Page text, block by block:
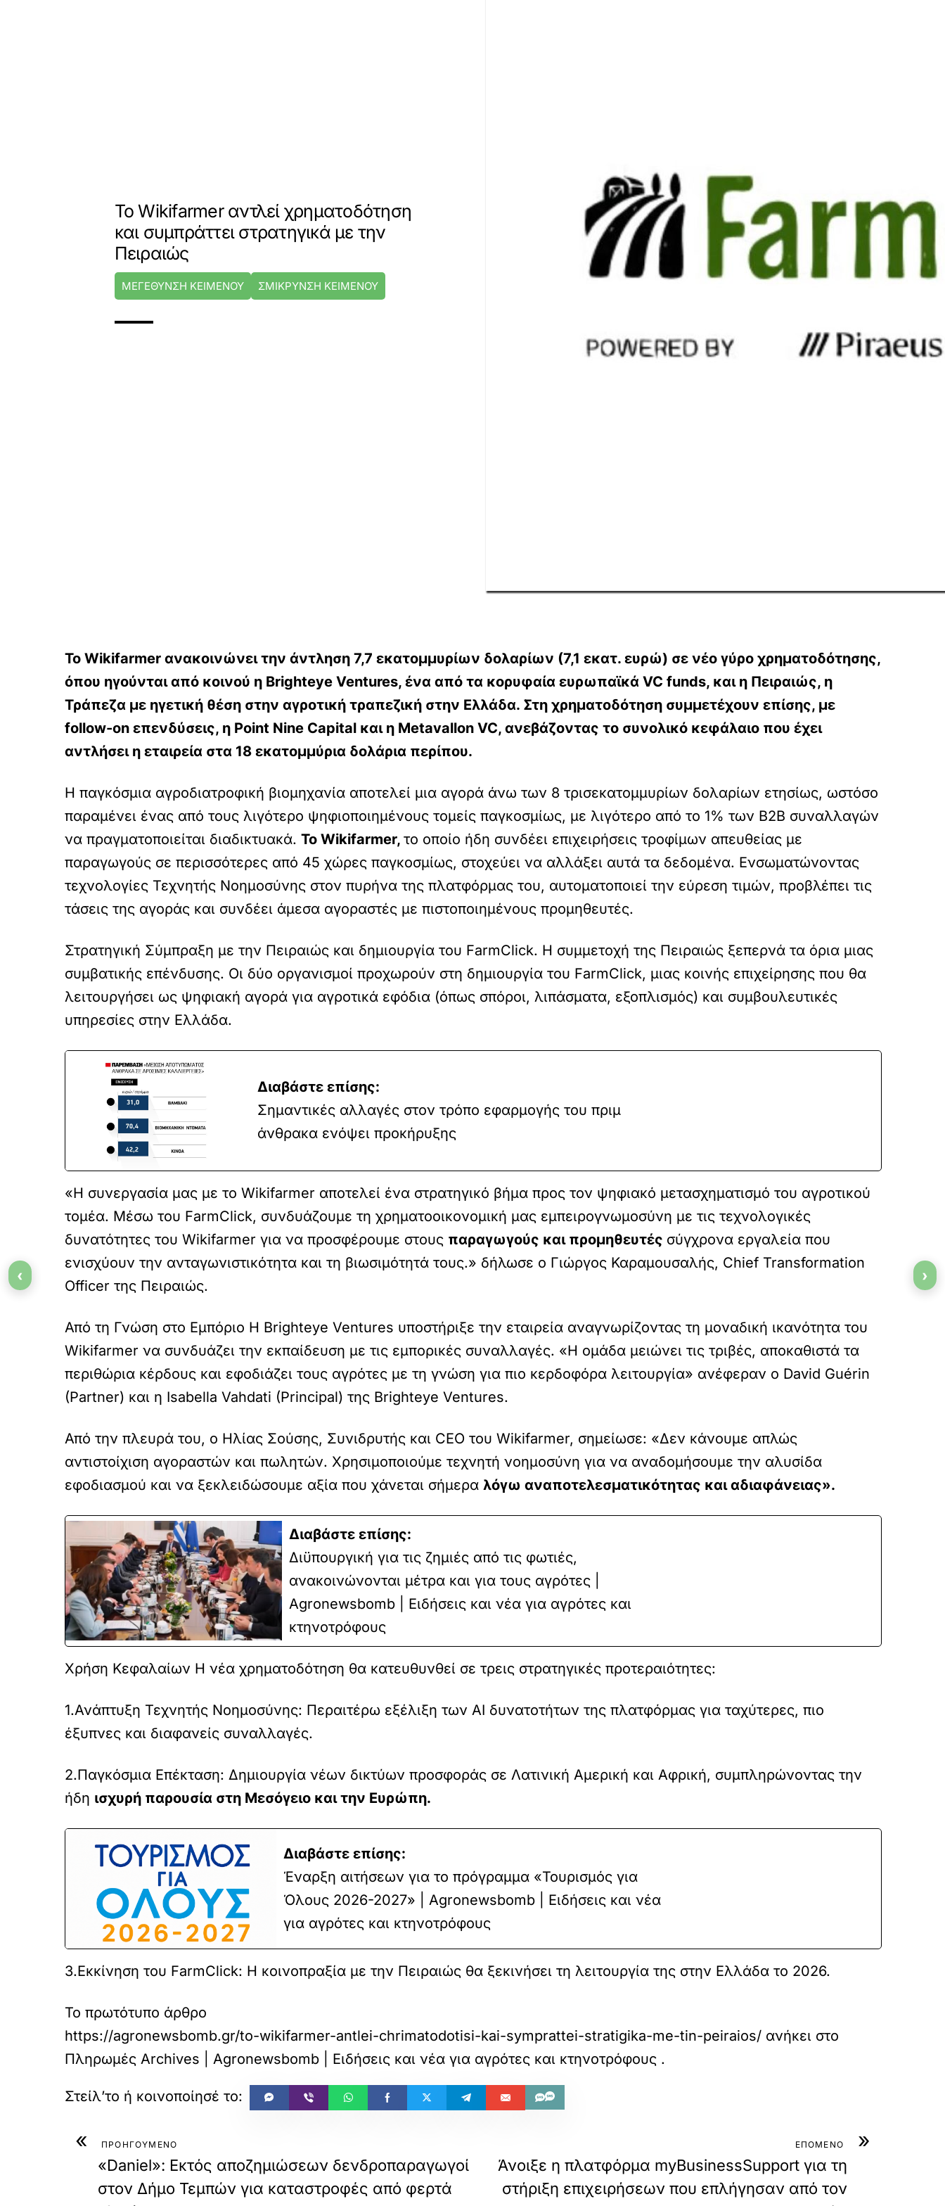
Το Wikifarmer αντλεί χρηματοδότηση
και συμπράττει στρατηγικά με την
Πειραιώς
ΜΕΓΕΘΥΝΣΗ ΚΕΙΜΕΝΟΥ ΣΜΙΚΡΥΝΣΗ ΚΕΙΜΕΝΟΥ
Το Wikifarmer ανακοινώνει την άντληση 7,7 εκατομμυρίων δολαρίων (7,1 εκατ. ευρώ) σε νέο γύρο χρηματοδότησης,
όπου ηγούνται από κοινού η Brighteye Ventures, ένα από τα κορυφαία ευρωπαϊκά VC funds, και η Πειραιώς, η
Τράπεζα με ηγετική θέση στην αγροτική τραπεζική στην Ελλάδα. Στη χρηματοδότηση συμμετέχουν επίσης, με
follow-on επενδύσεις, η Point Nine Capital και η Metavallon VC, ανεβάζοντας το συνολικό κεφάλαιο που έχει
αντλήσει η εταιρεία στα 18 εκατομμύρια δολάρια περίπου.
Η παγκόσμια αγροδιατροφική βιομηχανία αποτελεί μια αγορά άνω των 8 τρισεκατομμυρίων δολαρίων ετησίως, ωστόσο
παραμένει ένας από τους λιγότερο ψηφιοποιημένους τομείς παγκοσμίως, με λιγότερο από το 1% των B2B συναλλαγών
να πραγματοποιείται διαδικτυακά. Το Wikifarmer, το οποίο ήδη συνδέει επιχειρήσεις τροφίμων απευθείας με
παραγωγούς σε περισσότερες από 45 χώρες παγκοσμίως, στοχεύει να αλλάξει αυτά τα δεδομένα. Ενσωματώνοντας
τεχνολογίες Τεχνητής Νοημοσύνης στον πυρήνα της πλατφόρμας του, αυτοματοποιεί την εύρεση τιμών, προβλέπει τις
τάσεις της αγοράς και συνδέει άμεσα αγοραστές με πιστοποιημένους προμηθευτές.
Στρατηγική Σύμπραξη με την Πειραιώς και δημιουργία του FarmClick. Η συμμετοχή της Πειραιώς ξεπερνά τα όρια μιας
συμβατικής επένδυσης. Οι δύο οργανισμοί προχωρούν στη δημιουργία του FarmClick, μιας κοινής επιχείρησης που θα
λειτουργήσει ως ψηφιακή αγορά για αγροτικά εφόδια (όπως σπόροι, λιπάσματα, εξοπλισμός) και συμβουλευτικές
υπηρεσίες στην Ελλάδα.
Διαβάστε επίσης:
Σημαντικές αλλαγές στον τρόπο εφαρμογής του πριμ
άνθρακα ενόψει προκήρυξης
«Η συνεργασία μας με το Wikifarmer αποτελεί ένα στρατηγικό βήμα προς τον ψηφιακό μετασχηματισμό του αγροτικού
τομέα. Μέσω του FarmClick, συνδυάζουμε τη χρηματοοικονομική μας εμπειρογνωμοσύνη με τις τεχνολογικές
δυνατότητες του Wikifarmer για να προσφέρουμε στους παραγωγούς και προμηθευτές σύγχρονα εργαλεία που
ενισχύουν την ανταγωνιστικότητα και τη βιωσιμότητά τους.» δήλωσε ο Γιώργος Καραμουσαλής, Chief Transformation
Officer της Πειραιώς.
Από τη Γνώση στο Εμπόριο Η Brighteye Ventures υποστήριξε την εταιρεία αναγνωρίζοντας τη μοναδική ικανότητα του
Wikifarmer να συνδυάζει την εκπαίδευση με τις εμπορικές συναλλαγές. «Η ομάδα μειώνει τις τριβές, αποκαθιστά τα
περιθώρια κέρδους και εφοδιάζει τους αγρότες με τη γνώση για πιο κερδοφόρα λειτουργία» ανέφεραν ο David Guérin
(Partner) και η Isabella Vahdati (Principal) της Brighteye Ventures.
Από την πλευρά του, ο Ηλίας Σούσης, Συνιδρυτής και CEO του Wikifarmer, σημείωσε: «Δεν κάνουμε απλώς
αντιστοίχιση αγοραστών και πωλητών. Χρησιμοποιούμε τεχνητή νοημοσύνη για να αναδομήσουμε την αλυσίδα
εφοδιασμού και να ξεκλειδώσουμε αξία που χάνεται σήμερα λόγω αναποτελεσματικότητας και αδιαφάνειας».
Διαβάστε επίσης:
Διϋπουργική για τις ζημιές από τις φωτιές,
ανακοινώνονται μέτρα και για τους αγρότες |
Agronewsbomb | Ειδήσεις και νέα για αγρότες και
κτηνοτρόφους
Χρήση Κεφαλαίων Η νέα χρηματοδότηση θα κατευθυνθεί σε τρεις στρατηγικές προτεραιότητες:
1.Ανάπτυξη Τεχνητής Νοημοσύνης: Περαιτέρω εξέλιξη των AI δυνατοτήτων της πλατφόρμας για ταχύτερες, πιο
έξυπνες και διαφανείς συναλλαγές.
2.Παγκόσμια Επέκταση: Δημιουργία νέων δικτύων προσφοράς σε Λατινική Αμερική και Αφρική, συμπληρώνοντας την
ήδη ισχυρή παρουσία στη Μεσόγειο και την Ευρώπη.
Διαβάστε επίσης:
Έναρξη αιτήσεων για το πρόγραμμα «Τουρισμός για
Όλους 2026-2027» | Agronewsbomb | Ειδήσεις και νέα
για αγρότες και κτηνοτρόφους
3.Εκκίνηση του FarmClick: Η κοινοπραξία με την Πειραιώς θα ξεκινήσει τη λειτουργία της στην Ελλάδα το 2026.
Το πρωτότυπο άρθρο
https://agronewsbomb.gr/to-wikifarmer-antlei-chrimatodotisi-kai-symprattei-stratigika-me-tin-peiraios/ ανήκει στο
Πληρωμές Archives | Agronewsbomb | Ειδήσεις και νέα για αγρότες και κτηνοτρόφους .
« ΠΡΟΗΓΟΥΜΕΝΟ
«Daniel»: Εκτός αποζημιώσεων δενδροπαραγωγοί
στον Δήμο Τεμπών για καταστροφές από φερτά
»
ΕΠΟΜΕΝΟ
Άνοιξε η πλατφόρμα myBusinessSupport για τη
στήριξη επιχειρήσεων που επλήγησαν από τον
‹ ›